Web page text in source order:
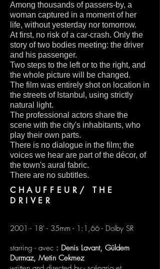
Among thousands of passers-by, a
woman captured in a moment of her
life, without yesterday nor tomorrow.
At first, no risk of a car-crash. Only the
story of two bodies meeting: the driver
and his passenger.
Two steps to the left or to the right, and
the whole picture will be changed.
The film was entirely shot on location in
the streets of Istanbul, using strictly
natural light.
The professional actors share the
scene with the city's inhabitants, who
play their own parts.
There is no dialogue in the film; the
voices we hear are part of the décor, of
the town's aural fabric.
There are no subtitles.
CHAUFFEUR/ THE
DRIVER
2001 - 18' - 35mm - 1:1,66 - Dolby SR
starring - avec : Denis Lavant, Güldem
Durmaz, Metin Cekmez